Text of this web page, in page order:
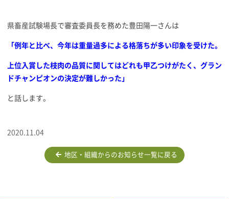
県畜産試験場長で審査委員長を務めた豊田陽一さんは
「例年と比べ、今年は重量過多による格落ちが多い印象を受けた。
上位入賞した枝肉の品質に関してはどれも甲乙つけがたく、グラン
ドチャンピオンの決定が難しかった」
と話します。
2020.11.04
地区・組織からのお知らせ一覧に戻る